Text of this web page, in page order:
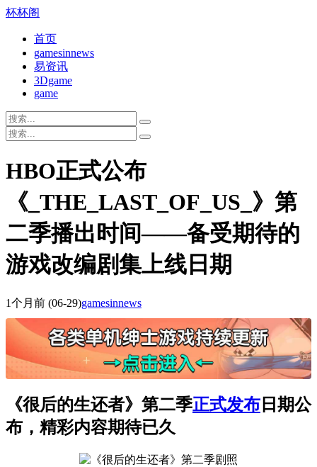
杯杯阁
首页
gamesinnews
易资讯
3Dgame
game
HBO正式公布
《_THE_LAST_OF_US_》第
二季播出时间——备受期待的
游戏改编剧集上线日期
1个月前 (06-29)gamesinnews
《很后的生还者》第二季正式发布 日期公
布，精彩内容期待已久